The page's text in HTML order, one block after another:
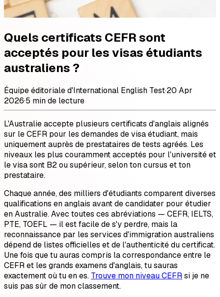
Quels certificats CEFR sont
acceptés pour les visas étudiants
australiens ?
Équipe éditoriale d'International English Test·20 Apr
2026·5 min de lecture
L'Australie accepte plusieurs certificats d'anglais alignés
sur le CEFR pour les demandes de visa étudiant, mais
uniquement auprès de prestataires de tests agréés. Les
niveaux les plus couramment acceptés pour l'université et
le visa sont B2 ou supérieur, selon ton cursus et ton
prestataire.
Chaque année, des milliers d'étudiants comparent diverses
qualifications en anglais avant de candidater pour étudier
en Australie. Avec toutes ces abréviations — CEFR, IELTS,
PTE, TOEFL — il est facile de s'y perdre, mais la
reconnaissance par les services d'immigration australiens
dépend de listes officielles et de l'authenticité du certificat.
Une fois que tu auras compris la correspondance entre le
CEFR et les grands examens d'anglais, tu sauras
exactement où tu en es. Trouve mon niveau CEFRsi je ne
suis pas sûr de mon classement.